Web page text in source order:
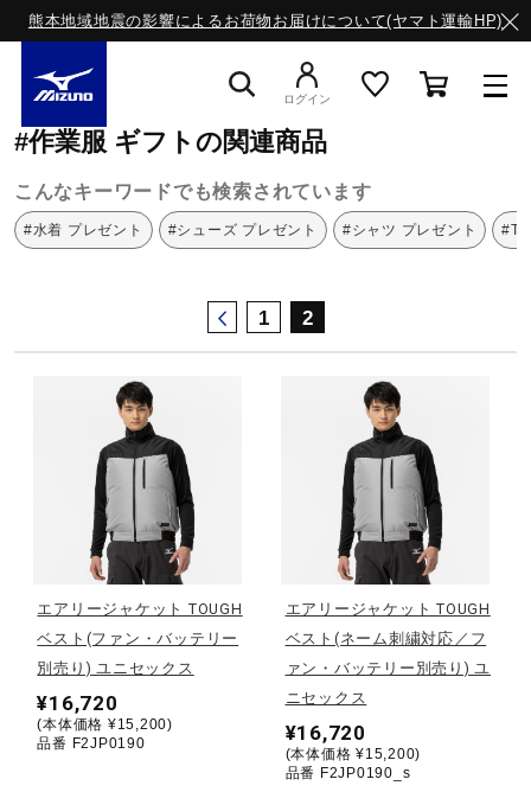
熊本地域地震の影響によるお荷物お届けについて(ヤマト運輸HP)
ライフスタイルウエア
サッカー／フットサル
トレーニング
野球
ログイン
ミズノ公式オンライン
#作業服 ギフトの関連商品
こんなキーワードでも検索されています
#水着 プレゼント #シューズ プレゼント #シャツ プレゼント #T
1 2
エアリージャケット TOUGH
ベスト(ファン・バッテリー
別売り) ユニセックス
¥16,720
(本体価格 ¥15,200)
品番 F2JP0190
エアリージャケット TOUGH
ベスト(ネーム刺繍対応／フ
ァン・バッテリー別売り) ユ
ニセックス
¥16,720
(本体価格 ¥15,200)
品番 F2JP0190_s